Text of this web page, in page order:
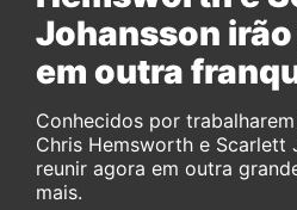
Johansson
em outra
Conhecidos por
Chris Hemsworth e Scarlett
reunir agora em outra
mais.